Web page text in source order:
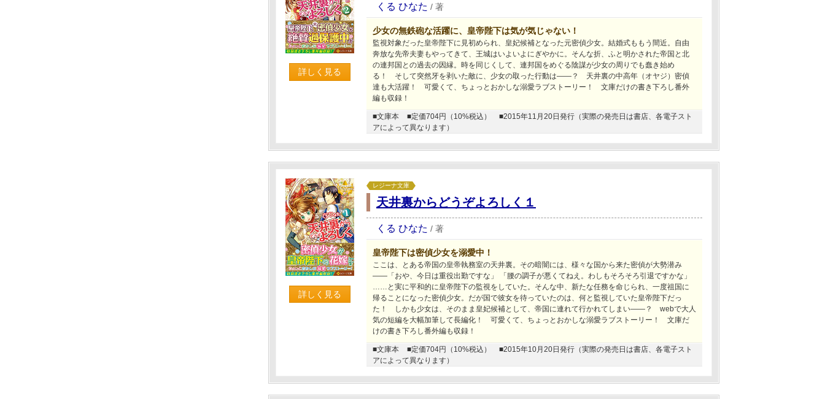
詳しく見る
くる ひなた / 著
少女の無鉄砲な活躍に、皇帝陛下は気が気じゃない！
監視対象だった皇帝陛下に見初められ、皇妃候補となった元密偵少女。結婚式ももう間近。自由
奔放な先帝夫妻もやってきて、王城はいよいよにぎやかに。そんな折、ふと明かされた帝国と北
の連邦国との過去の因縁。時を同じくして、連邦国をめぐる陰謀が少女の周りでも蠢き始め
る！ そして突然牙を剥いた敵に、少女の取った行動は――？ 天井裏の中高年（オヤジ）密偵
達も大活躍！ 可愛くて、ちょっとおかしな溺愛ラブストーリー！ 文庫だけの書き下ろし番外
編も収録！
■文庫本 ■定価704円（10%税込）
■2015年11月20日発行（実際の発売日は書店、各電子スト
アによって異なります）
詳しく見る
レジーナ文庫
天井裏からどうぞよろしく１
くる ひなた / 著
皇帝陛下は密偵少女を溺愛中！
ここは、とある帝国の皇帝執務室の天井裏。その暗闇には、様々な国から来た密偵が大勢潜み
――「おや、今日は重役出勤ですな」 「腰の調子が悪くてねえ。わしもそろそろ引退ですかな」
……と実に平和的に皇帝陛下の監視をしていた。そんな中、新たな任務を命じられ、一度祖国に
帰ることになった密偵少女。だが国で彼女を待っていたのは、何と監視していた皇帝陛下だっ
た！ しかも少女は、そのまま皇妃候補として、帝国に連れて行かれてしまい――？ webで大人
気の短編を大幅加筆して長編化！ 可愛くて、ちょっとおかしな溺愛ラブストーリー！ 文庫だ
けの書き下ろし番外編も収録！
■文庫本 ■定価704円（10%税込）
■2015年10月20日発行（実際の発売日は書店、各電子スト
アによって異なります）